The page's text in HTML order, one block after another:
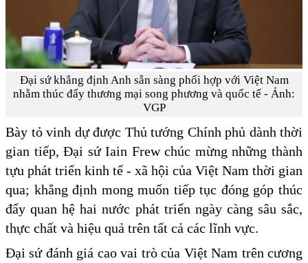
Đại sứ khẳng định Anh sẵn sàng phối hợp với Việt Nam
nhằm thúc đẩy thương mại song phương và quốc tế - Ảnh:
VGP
Bày tỏ vinh dự được Thủ tướng Chính phủ dành thời
gian tiếp, Đại sứ Iain Frew chúc mừng những thành
tựu phát triển kinh tế - xã hội của Việt Nam thời gian
qua; khẳng định mong muốn tiếp tục đóng góp thúc
đẩy quan hệ hai nước phát triển ngày càng sâu sắc,
thực chất và hiệu quả trên tất cả các lĩnh vực.
Đại sứ đánh giá cao vai trò của Việt Nam trên cương